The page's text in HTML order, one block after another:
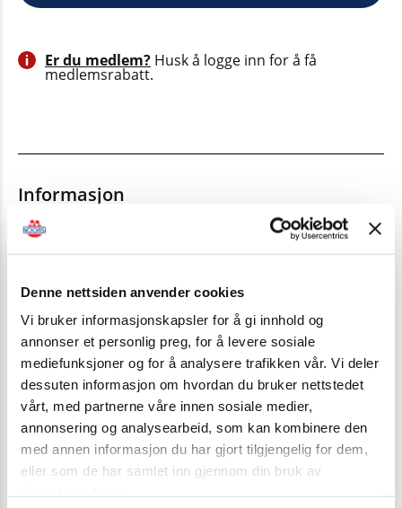
Denne nettsiden anvender cookies
Vi bruker informasjonskapsler for å gi innhold og
annonser et personlig preg, for å levere sosiale
mediefunksjoner og for å analysere trafikken vår. Vi deler
dessuten informasjon om hvordan du bruker nettstedet
vårt, med partnerne våre innen sosiale medier,
annonsering og analysearbeid, som kan kombinere den
med annen informasjon du har gjort tilgjengelig for dem,
eller som de har samlet inn gjennom din bruk av
Er du medlem? Husk å logge inn for å få
medlemsrabatt.
Informasjon
Denne utgaven av personløfterkurset er
utarbeidet av Gantic AS. Den bygger på anbefalt
Ved bestilling over 50 eksemplarer, kan egen
logo settes på forsiden. Under 50 eksemplarer
blir med Noorsi logo. Send egen logo på epost.
Inneholder:
Grunnleggende HMS